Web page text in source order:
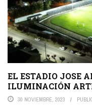
EL ESTADIO JOSE
ILUMINACIÓN
30 NOVIEMBRE, 2023